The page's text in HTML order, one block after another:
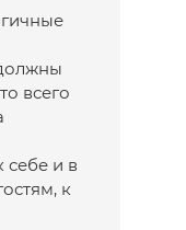
всего
себе и в
к